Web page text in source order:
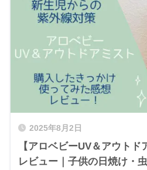
2025年8月2日
【アロベビーUV＆アウトド
レビュー｜子供の日焼け・